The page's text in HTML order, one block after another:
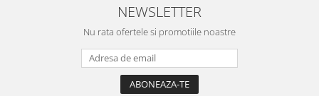
NEWSLETTER
Nu rata ofertele si promotiile noastre